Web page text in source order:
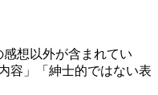
想以外が含まれてい
容」「紳士的ではない表